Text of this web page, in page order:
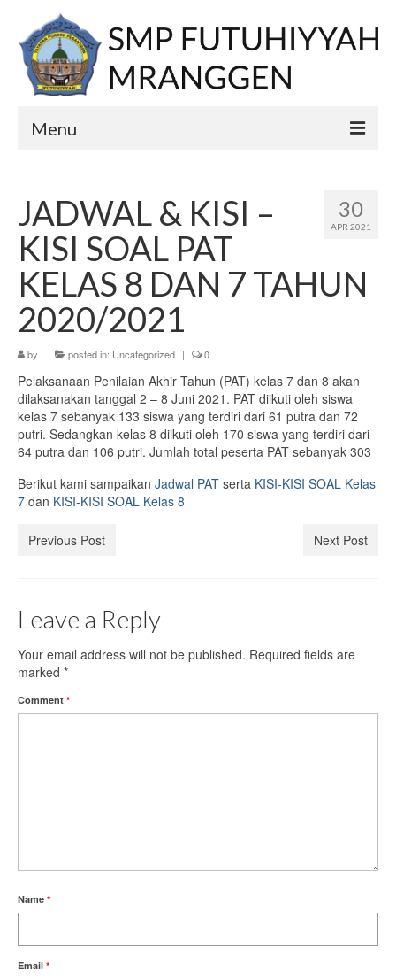
Menu
PPDB
E-learning
Berita
Profil
Visi
Misi
Tujuan
Ekstrakurikuler
Kontak
30
APR 2021
JADWAL & KISI –
KISI SOAL PAT
KELAS 8 DAN 7 TAHUN
2020/2021
by | posted in: Uncategorized | 0
Pelaksanaan Penilaian Akhir Tahun (PAT) kelas 7 dan 8 akan
dilaksanakan tanggal 2 – 8 Juni 2021. PAT diikuti oleh siswa
kelas 7 sebanyak 133 siswa yang terdiri dari 61 putra dan 72
putri. Sedangkan kelas 8 diikuti oleh 170 siswa yang terdiri dari
64 putra dan 106 putri. Jumlah total peserta PAT sebanyak 303
Berikut kami sampaikan Jadwal PAT serta KISI-KISI SOAL Kelas
7 dan KISI-KISI SOAL Kelas 8
Previous Post Next Post
Leave a Reply
Your email address will not be published. Required fields are
marked *
Comment *
Name *
Email *